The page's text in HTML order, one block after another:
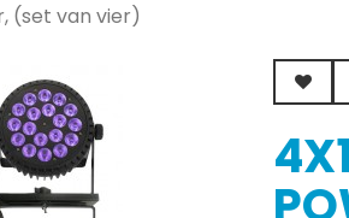
(set van vier)